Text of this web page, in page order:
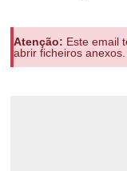
Atenção: Este email
abrir ficheiros anexos.